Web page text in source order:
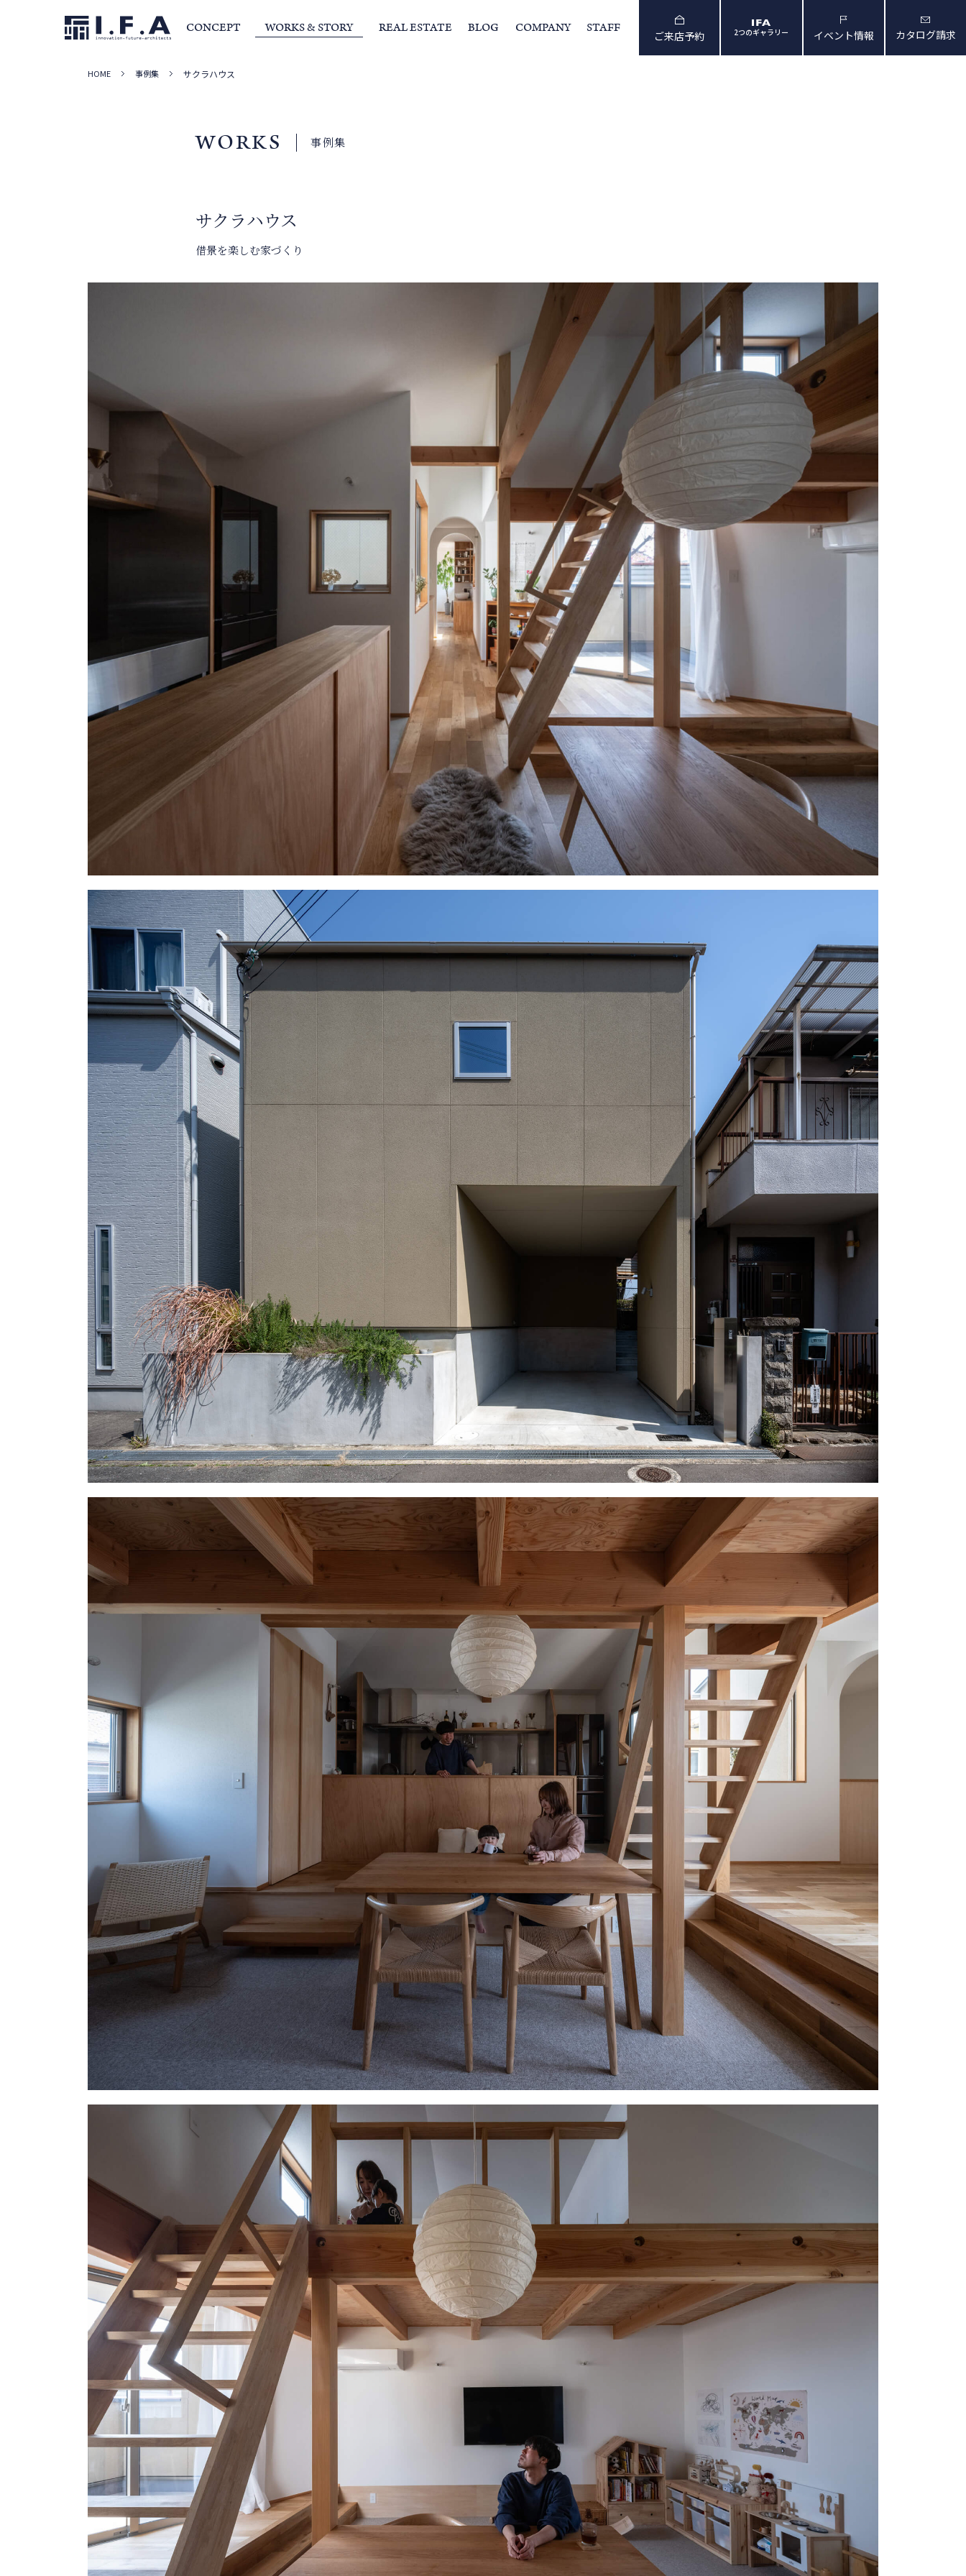
CONCEPT WORKS & STORY
事例集
REAL ESTATE BLOG COMPANY
サービス・家づくりの流れ
STAFF
ご来店予約 2つのギャラリー イベント情報 カタログ請求
HOME 事例集 サクラハウス
WORKS 事例集
サクラハウス
借景を楽しむ家づくり